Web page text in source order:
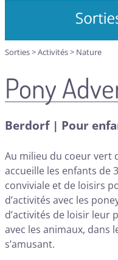
Sorties>Activités> Nature
Pony
Berdorf | Pour
Au milieu du coeur vert
accueille les enfants de
conviviale et de loisirs
d’activités avec les
d’activités de loisir leur
avec les animaux, dans
s’amusant.